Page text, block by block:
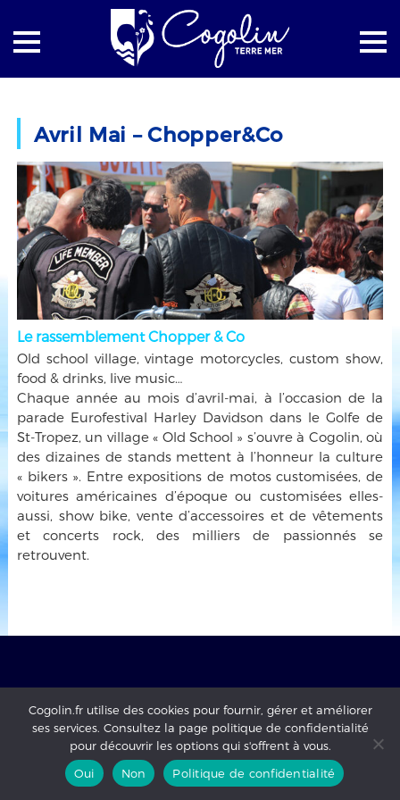
Avril Mai – Chopper&Co
Le rassemblement Chopper & Co
Old school village, vintage motorcycles, custom show,
food & drinks, live music…
Chaque année au mois d’avril-mai, à l’occasion de la
parade Eurofestival Harley Davidson dans le Golfe de
St-Tropez, un village « Old School » s’ouvre à Cogolin, où
des dizaines de stands mettent à l’honneur la culture
« bikers ». Entre expositions de motos customisées, de
voitures américaines d’époque ou customisées elles-
aussi, show bike, vente d’accessoires et de vêtements
et concerts rock, des milliers de passionnés se
retrouvent.
mentions légales-Politique de confidentialité
Cogolin.fr utilise des cookies pour fournir, gérer et améliorer
ses services. Consultez la page politique de confidentialité
pour découvrir les options qui s'offrent à vous.
Oui
Non Politique de confidentialité